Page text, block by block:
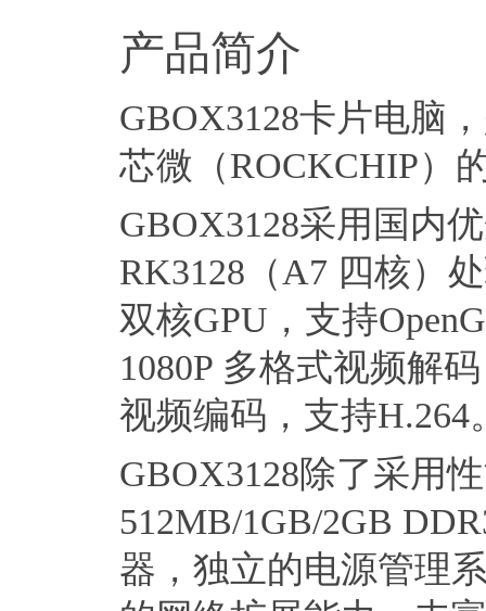
产品简介
GBOX3128卡片电脑
芯微（ROCKCHIP）
GBOX3128采用国内
RK3128（A7 四核）
双核GPU，支持
1080P 多格式视频解
视频编码，支持H.264
GBOX3128除了采用
512MB/1GB/2GB
器，独立的电源管理